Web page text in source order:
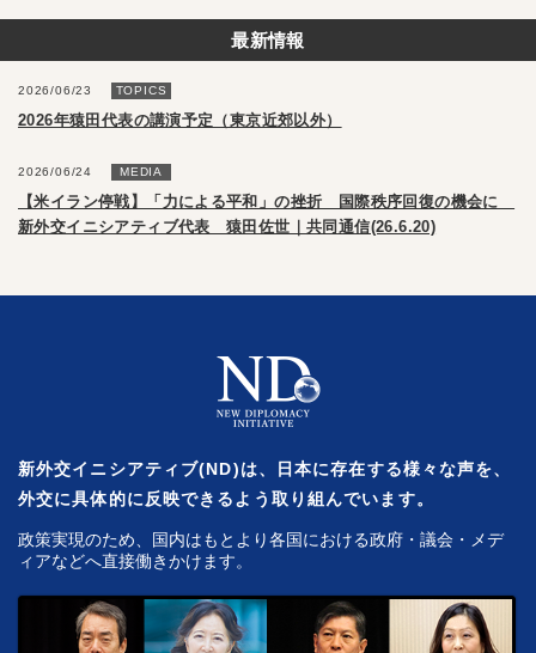
最新情報
2026/06/23 TOPICS
2026年猿田代表の講演予定（東京近郊以外）
2026/06/24 MEDIA
【米イラン停戦】「力による平和」の挫折 国際秩序回復の機会に
新外交イニシアティブ代表 猿田佐世｜共同通信(26.6.20)
新外交イニシアティブ(ND)は、日本に存在する様々な声を、
外交に具体的に反映できるよう取り組んでいます。
政策実現のため、国内はもとより各国における政府・議会・メデ
ィアなどへ直接働きかけます。